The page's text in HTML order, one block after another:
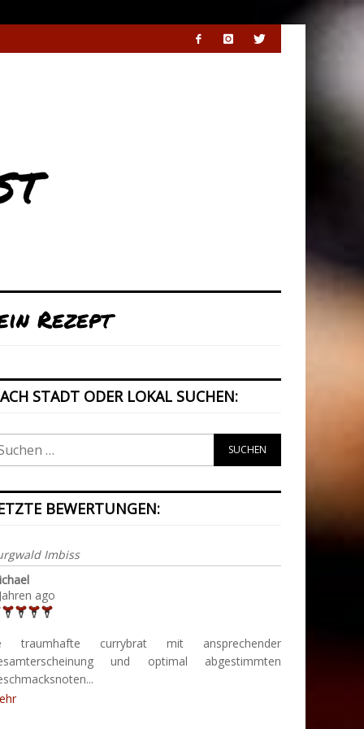
Rezept
STADT ODER LOKAL SUCHEN:
BEWERTUNGEN:
Imbiss
ago
traumhafte currybrat mit ansprechender
und optimal abgestimmten